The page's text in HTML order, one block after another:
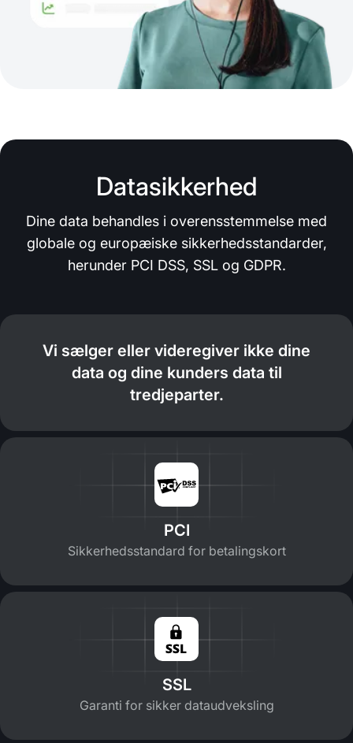
Datasikkerhed
Dine data behandles i overensstemmelse med
globale og europæiske sikkerhedsstandarder,
herunder PCI DSS, SSL og GDPR.
Vi sælger eller videregiver ikke dine
data og dine kunders data til
tredjeparter.
PCI
Sikkerhedsstandard for betalingskort
SSL
Garanti for sikker dataudveksling